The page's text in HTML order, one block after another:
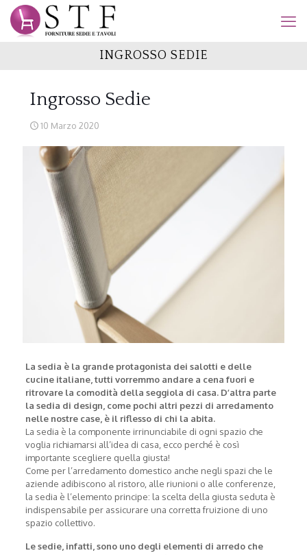
INGROSSO SEDIE
Ingrosso Sedie
10 Marzo 2020
La sedia è la grande protagonista dei salotti e delle
cucine italiane, tutti vorremmo andare a cena fuori e
ritrovare la comodità della seggiola di casa. D’altra parte
la sedia di design, come pochi altri pezzi di arredamento
nelle nostre case, è il riflesso di chi la abita.
La sedia è la componente irrinunciabile di ogni spazio che
voglia richiamarsi all’idea di casa, ecco perché è così
importante scegliere quella giusta!
Come per l’arredamento domestico anche negli spazi che le
aziende adibiscono al ristoro, alle riunioni o alle conferenze,
la sedia è l’elemento principe: la scelta della giusta seduta è
indispensabile per assicurare una corretta fruizione di uno
spazio collettivo.
Le sedie, infatti, sono uno degli elementi di arredo che